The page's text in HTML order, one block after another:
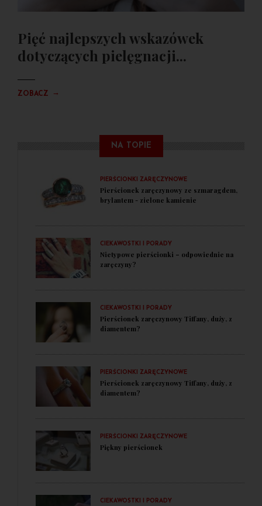
Pięć najlepszych wskazówek
dotyczących pielęgnacji...
ZOBACZ →
NA TOPIE
PIERŚCIONKI ZARĘCZYNOWE
Pierścionek zaręczynowy ze szmaragdem,
brylantem - zielone kamienie
CIEKAWOSTKI I PORADY
Nietypowe pierścionki – odpowiednie na
zaręczyny?
CIEKAWOSTKI I PORADY
Pierścionek zaręczynowy Tiffany, duży, z
diamentem?
PIERŚCIONKI ZARĘCZYNOWE
Pierścionek zaręczynowy Tiffany, duży, z
diamentem?
PIERŚCIONKI ZARĘCZYNOWE
Piękny pierścionek
CIEKAWOSTKI I PORADY